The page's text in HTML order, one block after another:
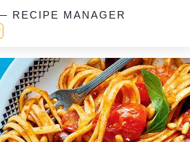
RECIPE MANAGER